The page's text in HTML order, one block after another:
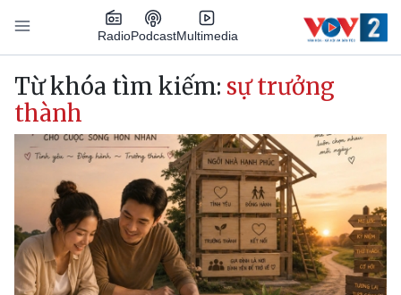
Nhảy đến nội dung
RadioPodcastMultimedia
Main navigation
Từ khóa tìm kiếm: sự trưởng
thành